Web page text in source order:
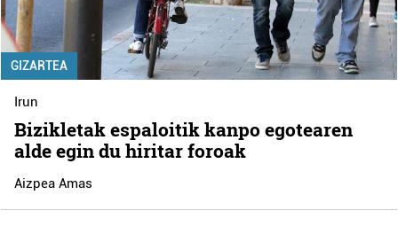
GIZARTEA
Irun
Bizikletak espaloitik kanpo egotearen
alde egin du hiritar foroak
Aizpea Amas